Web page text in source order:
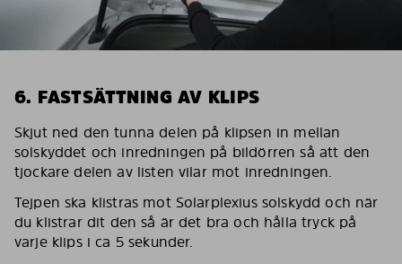
6. FASTSÄTTNING AV KLIPS
Skjut ned den tunna delen på klipsen in mellan
solskyddet och inredningen på bildörren så att den
tjockare delen av listen vilar mot inredningen.
Tejpen ska klistras mot Solarplexius solskydd och när
du klistrar dit den så är det bra och hålla tryck på
varje klips i ca 5 sekunder.